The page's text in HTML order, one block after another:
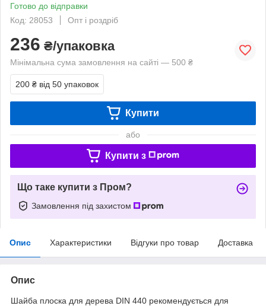
Готово до відправки
Код: 28053
Опт і роздріб
236 ₴/упаковка
Мінімальна сума замовлення на сайті — 500 ₴
200 ₴ від 50 упаковок
Купити
або
Купити з
Що таке купити з Пром?
Замовлення під захистом
Опис Характеристики Відгуки про товар Доставка
Опис
Шайба плоска для дерева DIN 440 рекомендується для